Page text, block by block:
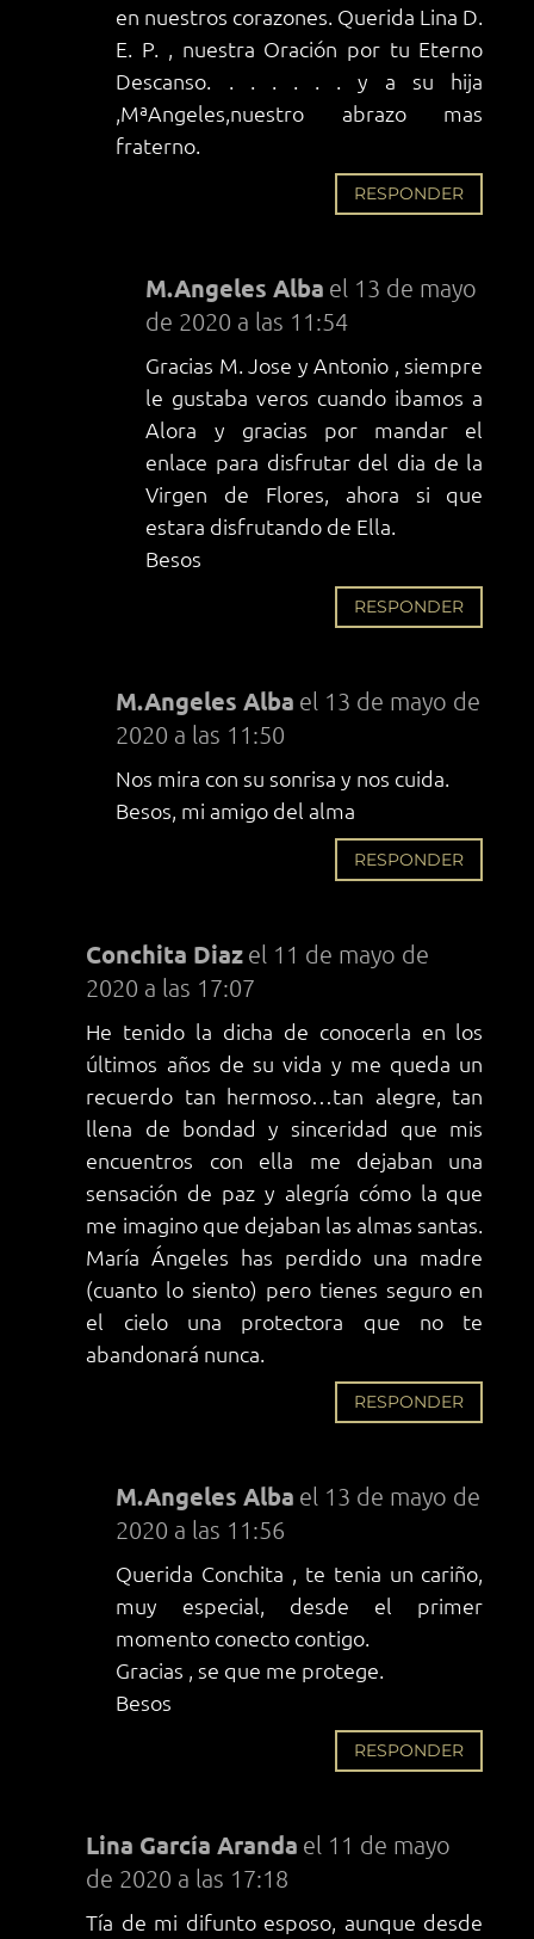
en nuestros corazones. Querida Lina D.
E. P. , nuestra Oración por tu Eterno
Descanso. . . . . . . y a su hija
,MªAngeles,nuestro abrazo mas
fraterno.
RESPONDER
M.Angeles Alba el 13 de mayo
de 2020 a las 11:54
Gracias M. Jose y Antonio , siempre
le gustaba veros cuando ibamos a
Alora y gracias por mandar el
enlace para disfrutar del dia de la
Virgen de Flores, ahora si que
estara disfrutando de Ella.
Besos
RESPONDER
M.Angeles Alba el 13 de mayo de
2020 a las 11:50
Nos mira con su sonrisa y nos cuida.
Besos, mi amigo del alma
RESPONDER
Conchita Diaz el 11 de mayo de
2020 a las 17:07
He tenido la dicha de conocerla en los
últimos años de su vida y me queda un
recuerdo tan hermoso…tan alegre, tan
llena de bondad y sinceridad que mis
encuentros con ella me dejaban una
sensación de paz y alegría cómo la que
me imagino que dejaban las almas santas.
María Ángeles has perdido una madre
(cuanto lo siento) pero tienes seguro en
el cielo una protectora que no te
abandonará nunca.
RESPONDER
M.Angeles Alba el 13 de mayo de
2020 a las 11:56
Querida Conchita , te tenia un cariño,
muy especial, desde el primer
momento conecto contigo.
Gracias , se que me protege.
Besos
RESPONDER
Lina García Aranda el 11 de mayo
de 2020 a las 17:18
Tía de mi difunto esposo, aunque desde